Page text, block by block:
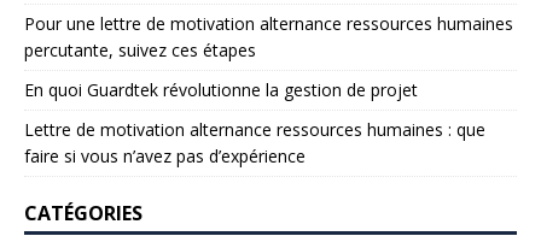
Pour une lettre de motivation alternance ressources humaines
percutante, suivez ces étapes
En quoi Guardtek révolutionne la gestion de projet
Lettre de motivation alternance ressources humaines : que
faire si vous n’avez pas d’expérience
CATÉGORIES